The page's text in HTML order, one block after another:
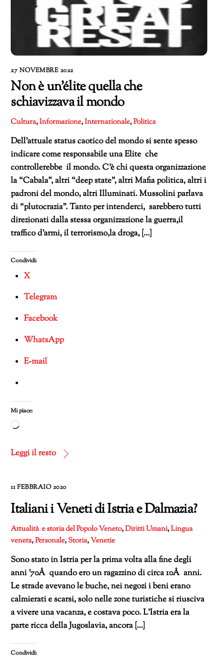
27 NOVEMBRE 2022
Non è un’élite quella che
schiavizzava il mondo
Cultura,Informazione,Internazionale,Politica
Dell’attuale status caotico del mondo si sente spesso
indicare come responsabile una Elite che
controllerebbe il mondo. C’è chi questa organizzazione
la “Cabala”, altri “deep state”, altri Mafia politica, altri i
padroni del mondo, altri Illuminati. Mussolini parlava
di “plutocrazia”. Tanto per intenderci, sarebbero tutti
direzionati dalla stessa organizzazione la guerra,il
traffico d’armi, il terrorismo,la droga, […]
Condividi:
X
Telegram
Facebook
WhatsApp
E-mail
Mi piace:
Caricamento
corso…
Leggi il resto
11 FEBBRAIO 2020
Italiani i Veneti di Istria e Dalmazia?
Attualità e storia del Popolo Veneto,Diritti Umani,Lingua
veneta,Personale,Storia,Venetie
Sono stato in Istria per la prima volta alla fine degli
anni ’70Â quando ero un ragazzino di circa 10Â anni.
Le strade avevano le buche, nei negozi i beni erano
calmierati e scarsi, solo nelle zone turistiche si riusciva
a vivere una vacanza, e costava poco. L’Istria era la
parte ricca della Jugoslavia, ancora […]
Condividi: